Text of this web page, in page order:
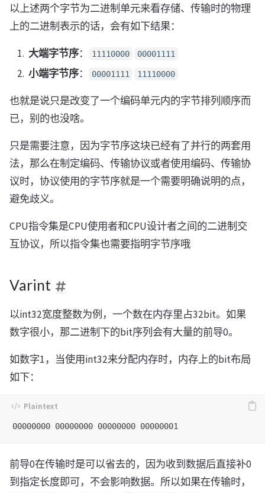
以上述两个字节为二进制单元来看存储、传输时的物理
上的二进制表示的话，会有如下结果：
大端字节序： 11110000 00001111
小端字节序： 00001111 11110000
也就是说只是改变了一个编码单元内的字节排列顺序而
已，别的也没啥。
只是需要注意，因为字节序这块已经有了并行的两套用
法，那么在制定编码、传输协议或者使用编码、传输协
议时，协议使用的字节序就是一个需要明确说明的点，
避免歧义。
CPU指令集是CPU使用者和CPU设计者之间的二进制交
互协议，所以指令集也需要指明字节序哦
Varint
以int32宽度整数为例，一个数在内存里占32bit。如果
数字很小，那二进制下的bit序列会有大量的前导0。
如数字1，当使用int32来分配内存时，内存上的bit布局
如下：
前导0在传输时是可以省去的，因为收到数据后直接补0
到指定长度即可，不会影响数据。所以如果在传输时，